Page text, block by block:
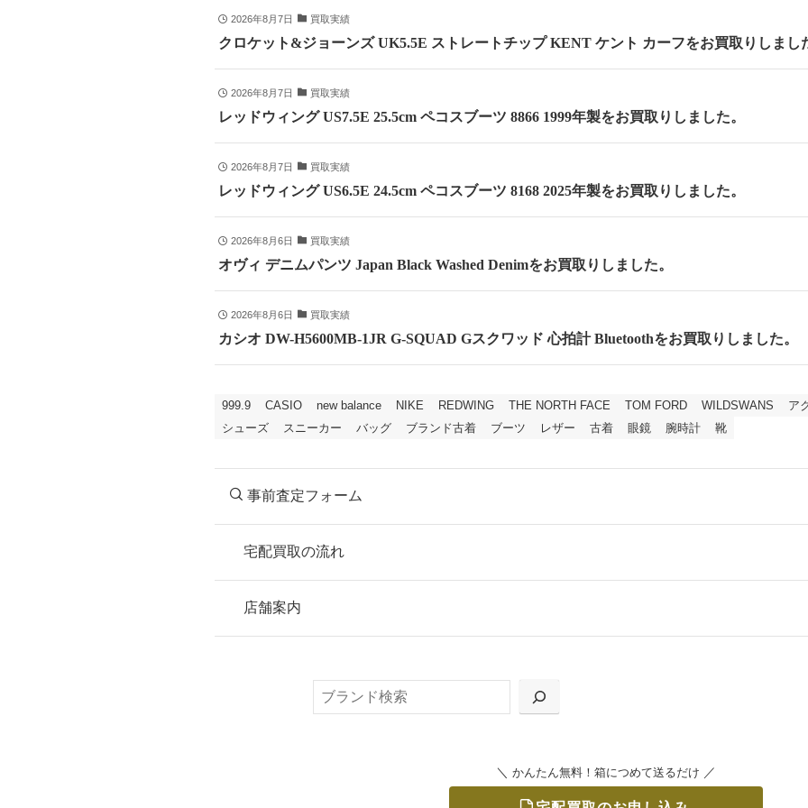
2026年8月7日 買取実績
クロケット&ジョーンズ UK5.5E ストレートチップ KENT ケント カーフをお買取りしまし
2026年8月7日 買取実績
レッドウィング US7.5E 25.5cm ペコスブーツ 8866 1999年製をお買取りしました。
2026年8月7日 買取実績
レッドウィング US6.5E 24.5cm ペコスブーツ 8168 2025年製をお買取りしました。
2026年8月6日 買取実績
オヴィ デニムパンツ Japan Black Washed Denimをお買取りしました。
2026年8月6日 買取実績
カシオ DW-H5600MB-1JR G-SQUAD Gスクワッド 心拍計 Bluetoothをお買取りしました。
999.9 CASIO new balance NIKE REDWING THE NORTH FACE TOM FORD WILDSWANS
ア
シューズ
スニーカー バッグ ブランド古着 ブーツ レザー 古着 眼鏡 腕時計 靴
事前査定フォーム
宅配買取の流れ
お申込み
または梱包材不要の「集荷申込」からお選びいただけます。
店舗案内
＼ かんたん無料！箱につめて送るだけ ／